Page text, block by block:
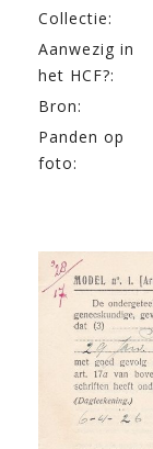
Collectie:
Aanwezig in
het HCF?:
Bron:
Panden op
foto: